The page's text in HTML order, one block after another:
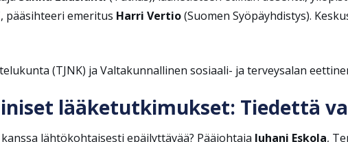
pääsihteeri emeritus Harri Vertio(Suomen Syöpäyhdistys).
(TJNK) ja Valtakunnallinen sosiaali- ja terveysalan
lääketutkimukset: Tiedettä
lähtökohtaisesti epäilyttävää? Pääjohtaja Juhani Eskola,